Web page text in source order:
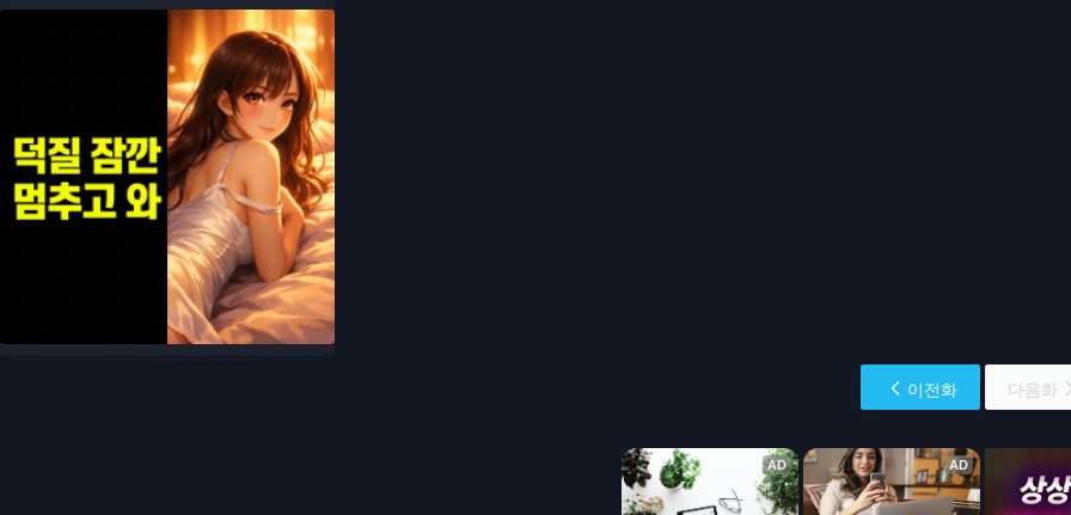
이전화 다음화